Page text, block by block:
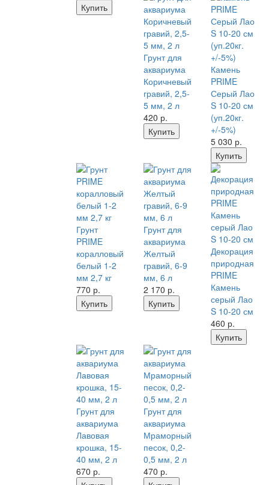
Купить
Грунт для
аквариума
Коричневый
гравий, 2,5-
5 мм, 2 л
420 р.
Купить
Камень
PRIME
Серый Лао
S 10-20 см
(уп.20кг.
+/-5%)
5 030 р.
Купить
Грунт
PRIME
коралловый
белый 1-2
мм 2,7 кг
770 р.
Купить
Грунт для
аквариума
Желтый
гравий, 6-9
мм, 6 л
2 170 р.
Купить
Декорация
природная
PRIME
Камень
серый Лао
S 10-20 см
460 р.
Купить
Грунт для
аквариума
Лавовая
крошка, 15-
40 мм, 2 л
670 р.
Грунт для
аквариума
Мраморный
песок, 0,2-
0,5 мм, 2 л
470 р.